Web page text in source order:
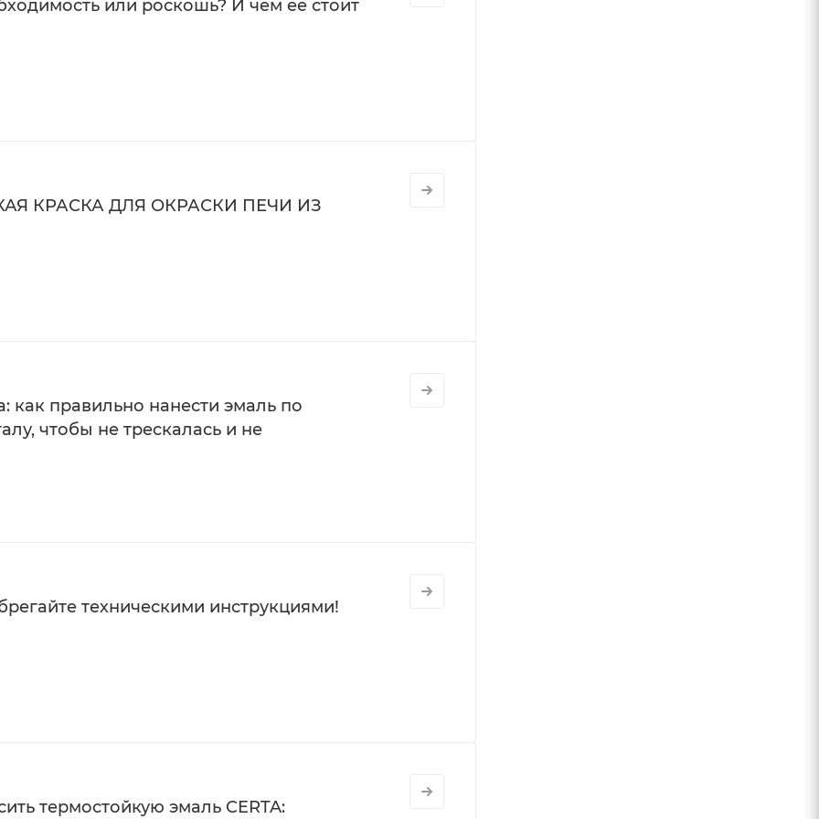
локально.
зависимости от температуры эксплуатации:
или роскошь? И чем ее стоит
КРАСКА ДЛЯ ОКРАСКИ ПЕЧИ ИЗ
как правильно нанести эмаль по
чтобы не трескалась и не
техническими инструкциями!
термостойкую эмаль CERTA: